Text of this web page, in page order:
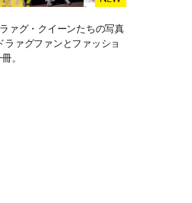
ァグ・クイーンたちの写真
ラァグファンとファッショ
。